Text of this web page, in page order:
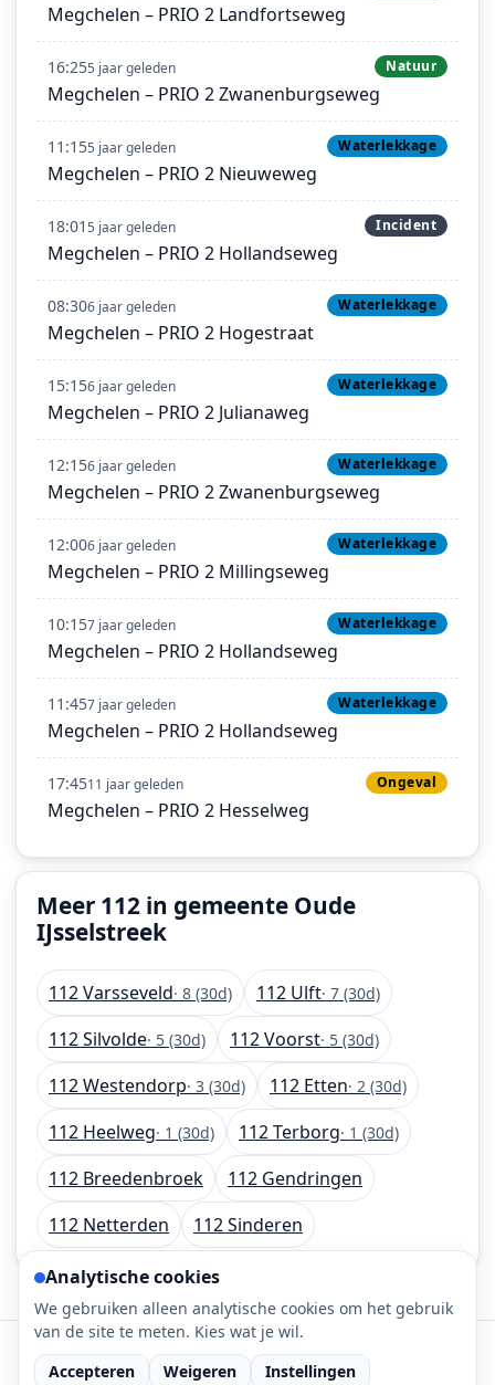
Megchelen – PRIO 2 Landfortseweg
16:255 jaar geleden Natuur
Megchelen – PRIO 2 Zwanenburgseweg
11:155 jaar geleden Waterlekkage
Megchelen – PRIO 2 Nieuweweg
18:015 jaar geleden Incident
Megchelen – PRIO 2 Hollandseweg
08:306 jaar geleden Waterlekkage
Megchelen – PRIO 2 Hogestraat
15:156 jaar geleden Waterlekkage
Megchelen – PRIO 2 Julianaweg
12:156 jaar geleden Waterlekkage
Megchelen – PRIO 2 Zwanenburgseweg
12:006 jaar geleden Waterlekkage
Megchelen – PRIO 2 Millingseweg
10:157 jaar geleden Waterlekkage
Megchelen – PRIO 2 Hollandseweg
11:457 jaar geleden Waterlekkage
Megchelen – PRIO 2 Hollandseweg
17:4511 jaar geleden Ongeval
Megchelen – PRIO 2 Hesselweg
Meer 112 in gemeente Oude
IJsselstreek
112 Varsseveld· 8 (30d) 112 Ulft· 7 (30d)
112 Silvolde· 5 (30d) 112 Voorst· 5 (30d)
112 Westendorp· 3 (30d) 112 Etten· 2 (30d)
112 Heelweg· 1 (30d) 112 Terborg· 1 (30d)
112 Breedenbroek
112 Gendringen
112 Netterden
112 Sinderen
112-meldingen.nl • 112 meldingen is onderdeel
van DaLec.
Analytische cookies
We gebruiken alleen analytische cookies om het gebruik
van de site te meten. Kies wat je wil.
Accepteren
Weigeren Instellingen